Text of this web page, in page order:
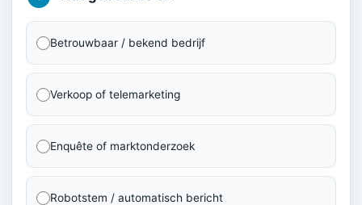
Betrouwbaar / bekend bedrijf
Verkoop of telemarketing
Enquête of marktonderzoek
Robotstem / automatisch bericht